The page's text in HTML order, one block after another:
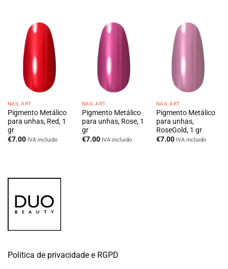
NAIL ART
Pigmento Metálico
para unhas, Red, 1
gr
€7.00 IVA incluido
NAIL ART
Pigmento Metálico
para unhas, Rose, 1
gr
€7.00 IVA incluido
NAIL ART
Pigmento Metálico
para unhas,
RoseGold, 1 gr
€7.00 IVA incluido
Política de privacidade e RGPD